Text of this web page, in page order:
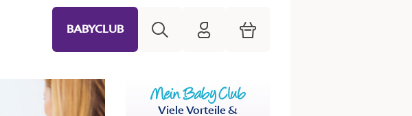
BABYCLUB HiPP Mein Babyclub
Warenkorb
Viele Vorteile &